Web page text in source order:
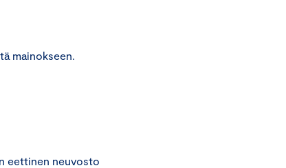
mainokseen.
eettinen neuvosto